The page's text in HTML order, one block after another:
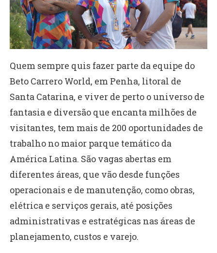
Quem sempre quis fazer parte da equipe do
Beto Carrero World, em Penha, litoral de
Santa Catarina, e viver de perto o universo de
fantasia e diversão que encanta milhões de
visitantes, tem mais de 200 oportunidades de
trabalho no maior parque temático da
América Latina. São vagas abertas em
diferentes áreas, que vão desde funções
operacionais e de manutenção, como obras,
elétrica e serviços gerais, até posições
administrativas e estratégicas nas áreas de
planejamento, custos e varejo.